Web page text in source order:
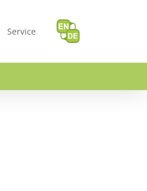
Service